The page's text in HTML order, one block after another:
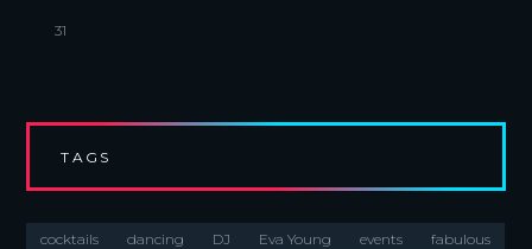
31
TAGS
cocktails dancing DJ Eva Young events
fabulous